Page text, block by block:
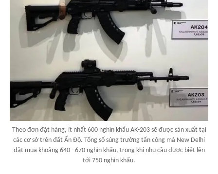
Theo đơn đặt hàng, ít nhất 600 nghìn khẩu AK-203 sẽ được sản xuất tại
các cơ sở trên đất Ấn Độ. Tổng số súng trường tấn công mà New Delhi
đặt mua khoảng 640 - 670 nghìn khẩu, trong khi nhu cầu được biết lên
tới 750 nghìn khẩu.